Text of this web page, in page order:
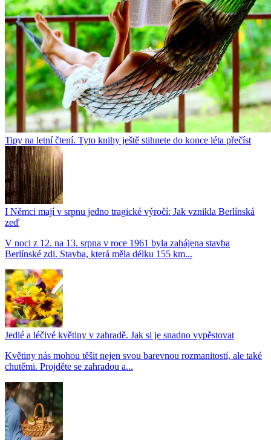
Tipy na letní čtení. Tyto knihy ještě stihnete do konce léta přečíst
I Němci mají v srpnu jedno tragické výročí: Jak vznikla Berlínská
zeď
V noci z 12. na 13. srpna v roce 1961 byla zahájena stavba
Berlínské zdi. Stavba, která měla délku 155 km...
Jedlé a léčivé květiny v zahradě. Jak si je snadno vypěstovat
Květiny nás mohou těšit nejen svou barevnou rozmanitostí, ale také
chutěmi. Projděte se zahradou a...